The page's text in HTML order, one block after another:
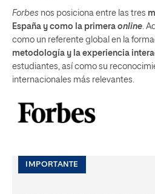
Forbes nos posiciona entre las tres
España y como la primera online .
como un referente global en la
metodología y la experiencia
estudiantes, así como su
internacionales más relevantes.
IMPORTANTE